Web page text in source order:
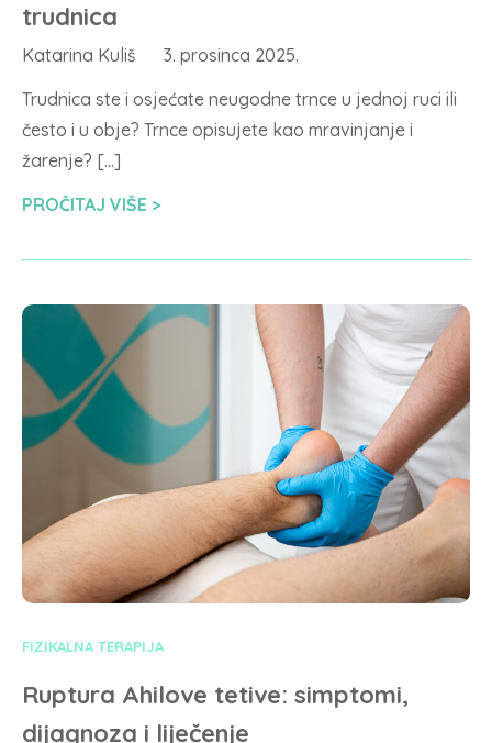
trudnica
Katarina Kuliš
3. prosinca 2025.
Trudnica ste i osjećate neugodne trnce u jednoj ruci ili
često i u obje? Trnce opisujete kao mravinjanje i
žarenje? […]
PROČITAJ VIŠE
FIZIKALNA TERAPIJA
Ruptura Ahilove tetive: simptomi,
dijagnoza i liječenje